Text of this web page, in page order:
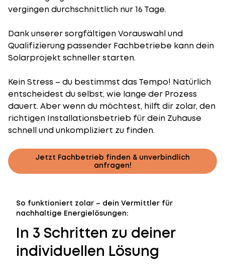
vergingen durchschnittlich nur 16 Tage.
Dank unserer sorgfältigen Vorauswahl und
Qualifizierung passender Fachbetriebe kann dein
Solarprojekt schneller starten.
Kein Stress – du bestimmst das Tempo! Natürlich
entscheidest du selbst, wie lange der Prozess
dauert. Aber wenn du möchtest, hilft dir zolar, den
richtigen Installationsbetrieb für dein Zuhause
schnell und unkompliziert zu finden.
Jetzt Fachbetrieb finden & unverbindlich
anfragen!
So funktioniert zolar – dein Vermittler für
nachhaltige Energielösungen:
In 3 Schritten zu deiner
individuellen Lösung